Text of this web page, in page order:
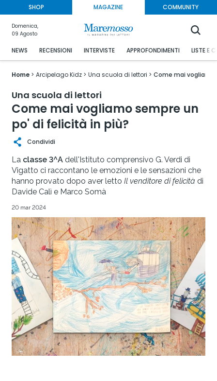
SHOP MAGAZINE COMMUNITY
Domenica,
09 Agosto
NEWS RECENSIONI INTERVISTE APPROFONDIMENTI LISTE E
Home Arcipelago Kidz Una scuola di lettori Come mai
Una scuola di lettori
Come mai vogliamo sempre un
po' di felicità in più?
Condividi
La classe 3^A dell'Istituto comprensivo G. Verdi di
Vigatto ci raccontano le emozioni e le sensazioni che
hanno provato dopo aver letto Il venditore di felicità di
Davide Calì e Marco Somà
20 mar 2024